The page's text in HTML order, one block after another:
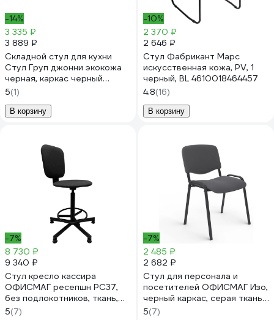
-14%
3 335 ₽
3 889 ₽
Складной стул для кухни
Стул Груп джонни экокожа
черная, каркас черный
матовый fb-jonny-black
5(1)
В корзину
-10%
2 370 ₽
2 646 ₽
Стул Фабрикант Марс
искусственная кожа, PV, 1
черный, BL 4610018464457
4.8(16)
В корзину
-7%
8 730 ₽
9 340 ₽
Стул кресло кассира
ОФИСМАГ ресепшн РС37,
без подлокотников, ткань,
темно-серый, ш/к 54771
5(7)
-7%
2 485 ₽
2 682 ₽
Стул для персонала и
посетителей ОФИСМАГ Изо,
черный каркас, серая ткань,
В-3/с-71 меланж 530063
5(7)